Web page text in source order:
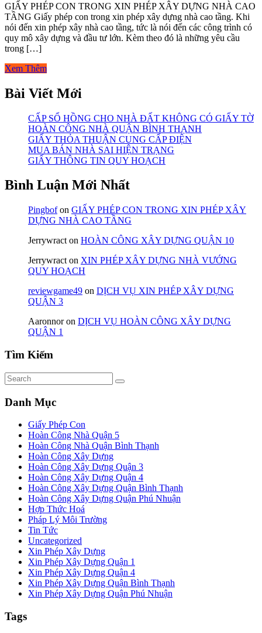
GIẤY PHÉP CON TRONG XIN PHÉP XÂY DỰNG NHÀ CAO
TẦNG Giấy phép con trong xin phép xây dựng nhà cao tầng. Khi
nói đến xin phép xây nhà cao tầng, tức là nói đến các công trình có
quy mô xây dựng và đầu tư lớn. Kèm theo đó là những yêu cầu
trong […]
Xem Thêm
Bài Viết Mới
CẤP SỔ HỒNG CHO NHÀ ĐẤT KHÔNG CÓ GIẤY TỜ
HOÀN CÔNG NHÀ QUẬN BÌNH THẠNH
GIẤY THỎA THUẬN CUNG CẤP ĐIỆN
MUA BÁN NHÀ SAI HIỆN TRẠNG
GIẤY THÔNG TIN QUY HOẠCH
Bình Luận Mới Nhất
Pingbofon GIẤY PHÉP CON TRONG XIN PHÉP XÂY
DỰNG NHÀ CAO TẦNG
Jerrywract on HOÀN CÔNG XÂY DỰNG QUẬN 10
Jerrywract on XIN PHÉP XÂY DỰNG NHÀ VƯỚNG
QUY HOẠCH
reviewgame49 on DỊCH VỤ XIN PHÉP XÂY DỰNG
QUẬN 3
Aaronnoron DỊCH VỤ HOÀN CÔNG XÂY DỰNG
QUẬN 1
Tìm Kiếm
Danh Mục
Giấy Phép Con
Hoàn Công Nhà Quận 5
Hoàn Công Nhà Quận Bình Thạnh
Hoàn Công Xây Dựng
Hoàn Công Xây Dựng Quận 3
Hoàn Công Xây Dựng Quận 4
Hoàn Công Xây Dựng Quận Bình Thạnh
Hoàn Công Xây Dựng Quận Phú Nhuận
Hợp Thức Hoá
Pháp Lý Môi Trường
Tin Tức
Uncategorized
Xin Phép Xây Dựng
Xin Phép Xây Dựng Quận 1
Xin Phép Xây Dựng Quận 4
Xin Phép Xây Dựng Quận Bình Thạnh
Xin Phép Xây Dựng Quận Phú Nhuận
Tags